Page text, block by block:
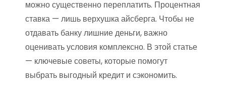
можно существенно переплатить. Процентная
ставка — лишь верхушка айсберга. Чтобы не
отдавать банку лишние деньги, важно
оценивать условия комплексно. В этой статье
— ключевые советы, которые помогут
выбрать выгодный кредит и сэкономить.